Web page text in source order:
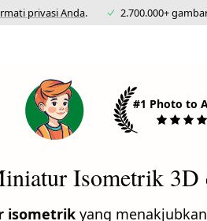
privasi Anda. 2.700.000+
#1 Photo to
Isometrik 3D
isometrik yang